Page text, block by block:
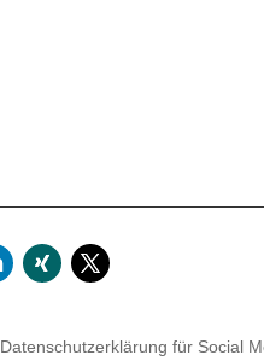
Daten­schutz­er­klä­rung für Social